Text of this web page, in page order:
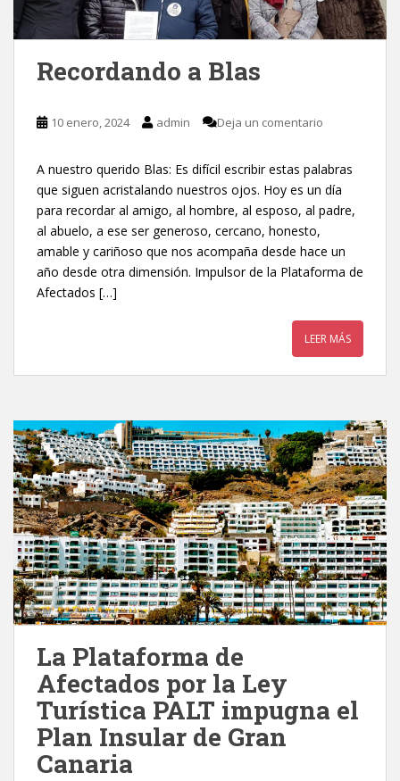
Recordando a Blas
10 enero, 2024 admin Deja un comentario
A nuestro querido Blas: Es difícil escribir estas palabras
que siguen acristalando nuestros ojos. Hoy es un día
para recordar al amigo, al hombre, al esposo, al padre,
al abuelo, a ese ser generoso, cercano, honesto,
amable y cariñoso que nos acompaña desde hace un
año desde otra dimensión. Impulsor de la Plataforma de
Afectados […]
LEER MÁS
La Plataforma de
Afectados por la Ley
Turística PALT impugna el
Plan Insular de Gran
Canaria